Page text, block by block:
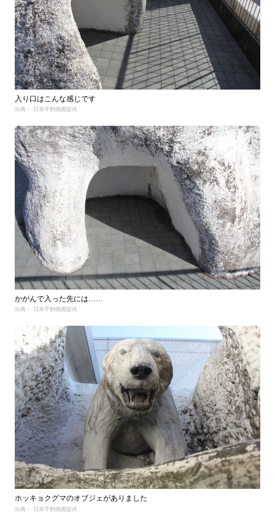
入り口はこんな感じです
出典： 日本平動物園提供
かがんで入った先には……
出典： 日本平動物園提供
ホッキョクグマのオブジェがありました
出典： 日本平動物園提供